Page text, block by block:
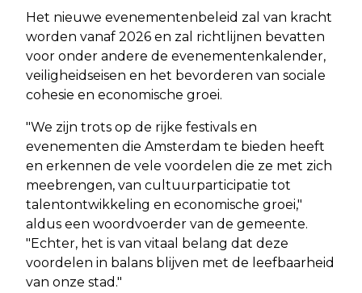
Het nieuwe evenementenbeleid zal van kracht
worden vanaf 2026 en zal richtlijnen bevatten
voor onder andere de evenementenkalender,
veiligheidseisen en het bevorderen van sociale
cohesie en economische groei.
"We zijn trots op de rijke festivals en
evenementen die Amsterdam te bieden heeft
en erkennen de vele voordelen die ze met zich
meebrengen, van cultuurparticipatie tot
talentontwikkeling en economische groei,"
aldus een woordvoerder van de gemeente.
"Echter, het is van vitaal belang dat deze
voordelen in balans blijven met de leefbaarheid
van onze stad."